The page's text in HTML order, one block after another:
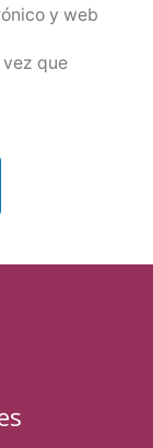
y web
que